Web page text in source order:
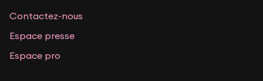
Contactez-nous
Espace presse
Espace pro